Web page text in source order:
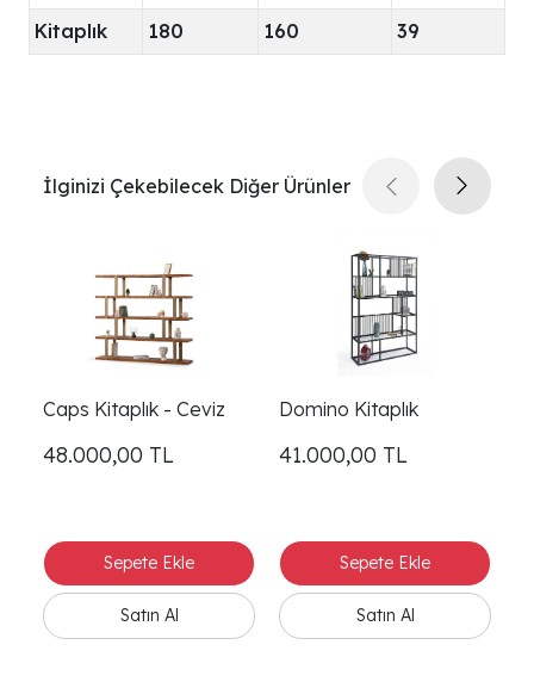
Kitaplık
180 160 39
İlginizi Çekebilecek Diğer Ürünler
Caps Kitaplık - Ceviz
48.000,00 TL
Domino Kitaplık
41.000,00 TL